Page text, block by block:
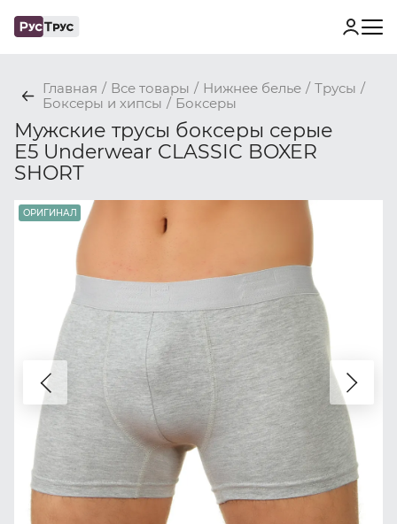
Главная / Все товары / Нижнее белье / Трусы /
Боксеры и хипсы / Боксеры
Мужские трусы боксеры серые
E5 Underwear CLASSIC BOXER
SHORT
ОРИГИНАЛ